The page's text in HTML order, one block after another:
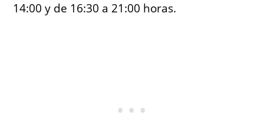
14:00 y de 16:30 a 21:00 horas.